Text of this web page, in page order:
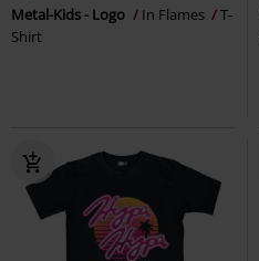
Metal-Kids - Logo In Flames
T-
Shirt